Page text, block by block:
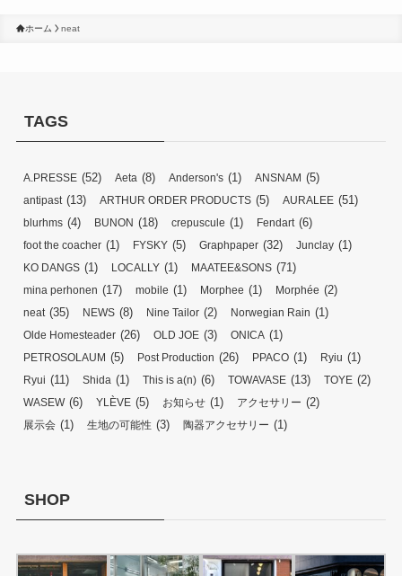
ホーム neat
TAGS
A.PRESSE (52) Aeta (8) Anderson's (1) ANSNAM (5)
antipast (13) ARTHUR ORDER PRODUCTS (5) AURALEE (51)
blurhms (4) BUNON (18) crepuscule (1) Fendart (6)
foot the coacher (1) FYSKY (5) Graphpaper (32) Junclay (1)
KO DANGS (1) LOCALLY (1) MAATEE&SONS (71)
mina perhonen (17) mobile (1) Morphee (1) Morphée (2)
neat (35) NEWS (8) Nine Tailor (2) Norwegian Rain (1)
Olde Homesteader (26) OLD JOE (3) ONICA (1)
PETROSOLAUM (5) Post Production (26) PPACO (1) Ryiu (1)
Ryui (11) Shida (1) This is a(n) (6) TOWAVASE (13) TOYE (2)
WASEW(6) YLÈVE (5) お知らせ (1) アクセサリー (2)
展示会 (1) 生地の可能性 (3) 陶器アクセサリー (1)
SHOP